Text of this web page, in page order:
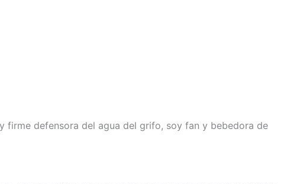
firme defensora del agua del grifo, soy fan y bebedora de